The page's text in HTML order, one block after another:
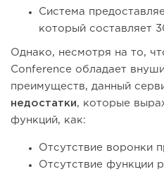
Система
который составляет
Однако, несмотря на то,
Conference обладает
преимуществ, данный
недостатки, которые
функций, как:
Отсутствие воронки
Отсутствие функции